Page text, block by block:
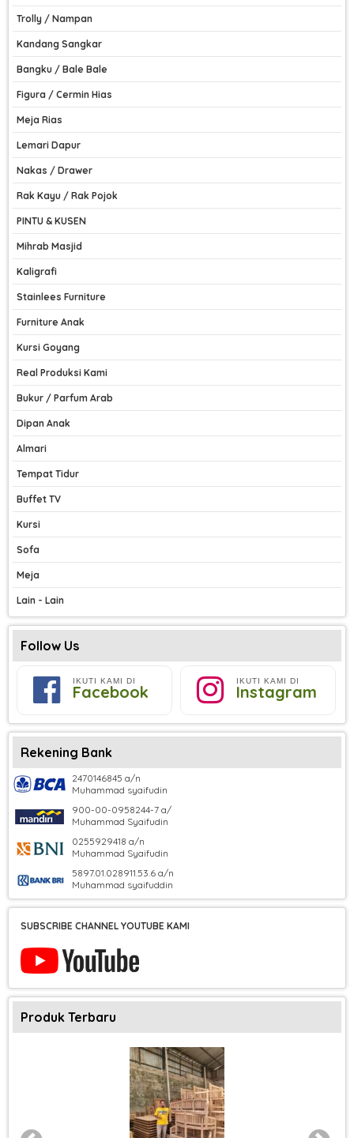
Trolly / Nampan
Kandang Sangkar
Bangku / Bale Bale
Figura / Cermin Hias
Meja Rias
Lemari Dapur
Nakas / Drawer
Rak Kayu / Rak Pojok
PINTU & KUSEN
Mihrab Masjid
Kaligrafi
Stainlees Furniture
Furniture Anak
Kursi Goyang
Real Produksi Kami
Bukur / Parfum Arab
Dipan Anak
Almari
Tempat Tidur
Buffet TV
Kursi
Sofa
Meja
Lain - Lain
Follow Us
IKUTI KAMI DI
Facebook
IKUTI KAMI DI
Instagram
Rekening Bank
2470146845 a/n
Muhammad syaifudin
900-00-0958244-7 a/
Muhammad Syaifudin
0255929418 a/n
Muhammad Syaifudin
5897.01.028911.53.6 a/n
Muhammad syaifuddin
SUBSCRIBE CHANNEL YOUTUBE KAMI
Produk Terbaru